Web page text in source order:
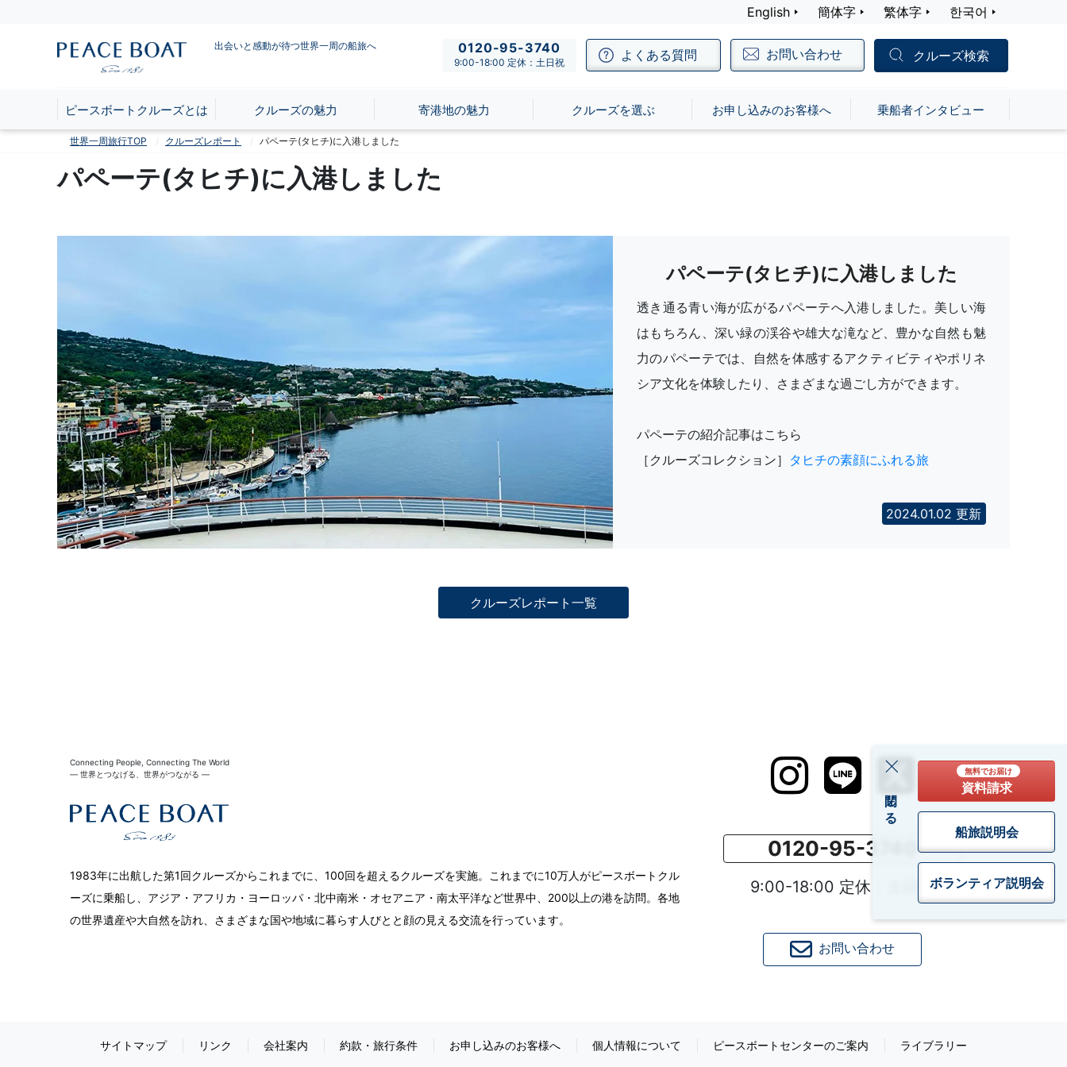
English 簡体字 繁体字 한국어
出会いと感動が待つ世界一周の船旅へ 0120-95-3740
9:00-18:00 定休：土日祝 よくある質問 お問い合わせ クルーズ検索
ピースボートクルーズとは クルーズの魅力 寄港地の魅力 クルーズを選ぶ お申し込みのお客様へ 乗船者インタビュー
閉じる
無料でお届け
資料請求
船旅説明会
ボランティア説明会
世界一周旅行TOP クルーズレポート パペーテ(タヒチ)に入港しました
パペーテ(タヒチ)に入港しました
パペーテ(タヒチ)に入港しました
透き通る青い海が広がるパペーテへ入港しました。美しい海
はもちろん、深い緑の渓谷や雄大な滝など、豊かな自然も魅
力のパペーテでは、自然を体感するアクティビティやポリネ
シア文化を体験したり、さまざまな過ごし方ができます。
パペーテの紹介記事はこちら
［クルーズコレクション］ タヒチの素顔にふれる旅
2024.01.02 更新
クルーズレポート一覧
0120-95-3740
9:00-18:00 定休：土日祝
お問い合わせ
Connecting People, Connecting The World
― 世界とつなげる、世界がつながる ―
1983年に出航した第1回クルーズからこれまでに、100回を超えるクルーズを実施。これまでに10万人がピースボートクル
ーズに乗船し、アジア・アフリカ・ヨーロッパ・北中南米・オセアニア・南太平洋など世界中、200以上の港を訪問。各地
の世界遺産や大自然を訪れ、さまざまな国や地域に暮らす人びとと顔の見える交流を行っています。
サイトマップ リンク 会社案内 約款・旅行条件 お申し込みのお客様へ 個人情報について ピースボートセンターのご案内 ライブラリー